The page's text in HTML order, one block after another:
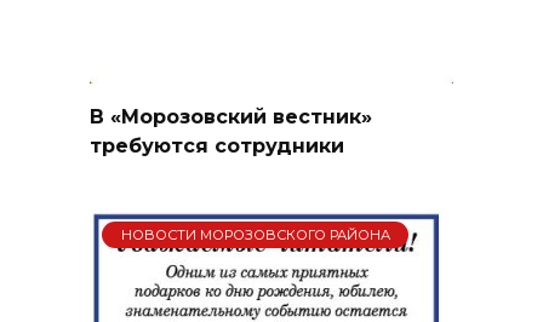
В «Морозовский вестник»
требуются сотрудники
НОВОСТИ МОРОЗОВСКОГО РАЙОНА